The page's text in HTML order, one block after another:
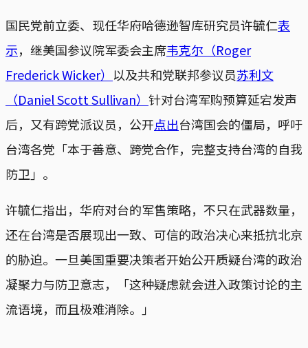
国民党前立委、现任华府哈德逊智库研究员许毓仁表
示，继美国参议院军委会主席韦克尔（Roger
Frederick Wicker） 以及共和党联邦参议员苏利文
（Daniel Scott Sullivan） 针对台湾军购预算延宕发声
后，又有跨党派议员，公开点出台湾国会的僵局，呼吁
台湾各党「本于善意、跨党合作，完整支持台湾的自我
防卫」。
许毓仁指出，华府对台的军售策略，不只在武器数量，
还在台湾是否展现出一致、可信的政治决心来抵抗北京
的胁迫。一旦美国重要决策者开始公开质疑台湾的政治
凝聚力与防卫意志，「这种疑虑就会进入政策讨论的主
流语境，而且极难消除。」